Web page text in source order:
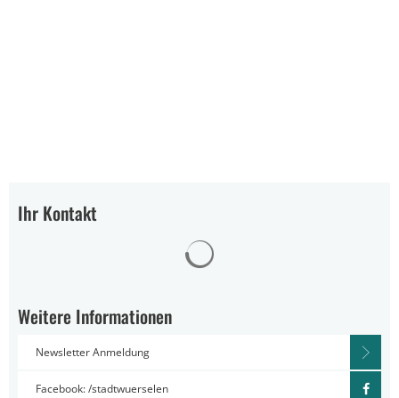
Ihr Kontakt
Weitere Informationen
Newsletter Anmeldung
Facebook: /stadtwuerselen